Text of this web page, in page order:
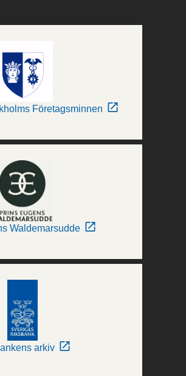
Företagsminnen
Waldemarsudde
arkiv